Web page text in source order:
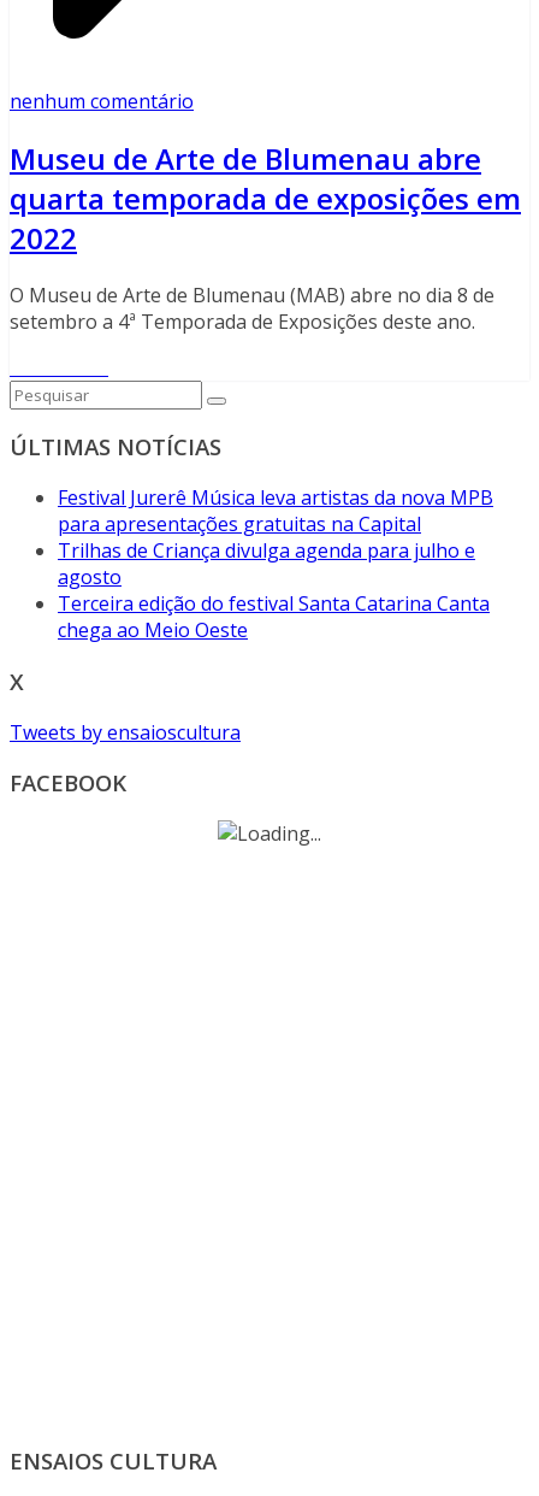
nenhum comentário
Museu de Arte de Blumenau abre
quarta temporada de exposições em
2022
O Museu de Arte de Blumenau (MAB) abre no dia 8 de
setembro a 4ª Temporada de Exposições deste ano.
ÚLTIMAS NOTÍCIAS
Festival Jurerê Música leva artistas da nova MPB
para apresentações gratuitas na Capital
Trilhas de Criança divulga agenda para julho e
agosto
Terceira edição do festival Santa Catarina Canta
chega ao Meio Oeste
X
Tweets by ensaioscultura
FACEBOOK
ENSAIOS CULTURA